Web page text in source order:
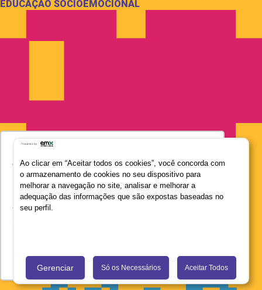
Utilizamos seus dados para oferecer uma
experiência mais relevante ao analisar e
personalizar conteúdos e anúncios em nossa
plataforma e em serviços de terceiros. Consulte
a Política de Privacidade de Dados do Grupo
Recusar Cookies Aceitar Cookies
EDUCAÇÃO SOCIOEMOCIONAL
EDUCAÇÃO SOCIOEMOCIONAL
Ao clicar em “Aceitar todos os cookies”, você concorda com
o armazenamento de cookies no seu dispositivo para
melhorar a navegação no site, analisar e melhorar a
adequação das informações que são expostas baseadas no
seu perfil.
Gerenciar Só os Necessários Aceitar Todos